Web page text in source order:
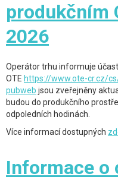
produkčním
2026
Operátor trhu informuje
OTE https://www.ote-cr.cz/
pubweb jsou zveřejněny
budou do produkčního
odpoledních hodinách.
Více informací dostupných
Informace o